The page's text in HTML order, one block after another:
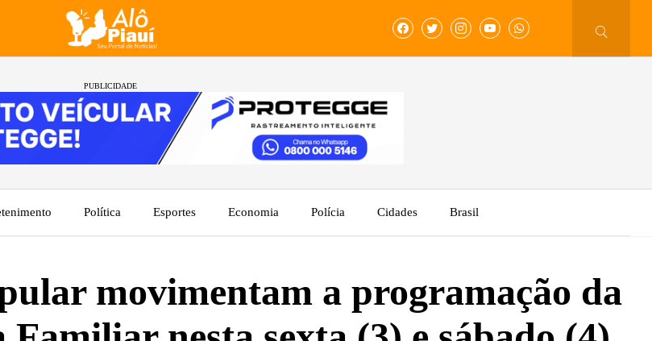
PUBLICIDADE
Política Esportes Economia Polícia Cidades Brasil
movimentam a programação da